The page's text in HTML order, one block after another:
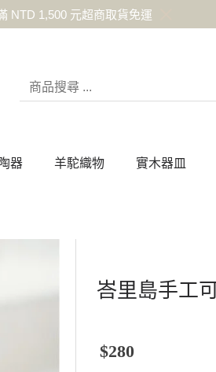
NTD 1,500 元超商取貨免運
器 羊駝織物 實木器皿
峇里島手工
$280